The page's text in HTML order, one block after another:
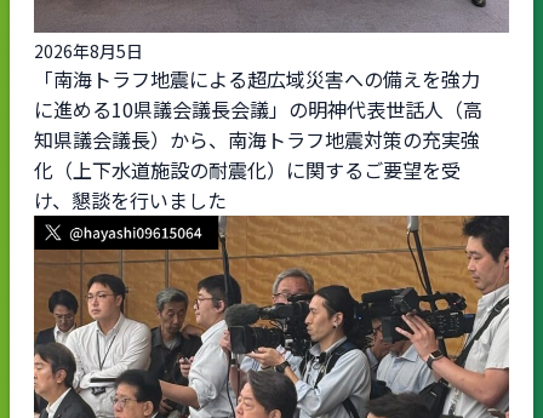
2026年8月5日
「南海トラフ地震による超広域災害への備えを強力
に進める10県議会議長会議」の明神代表世話人（高
知県議会議長）から、南海トラフ地震対策の充実強
化（上下水道施設の耐震化）に関するご要望を受
け、懇談を行いました